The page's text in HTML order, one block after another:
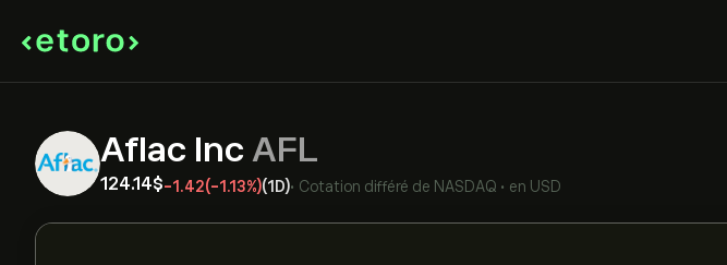
Aflac Inc AFL
124.14‎$‎-1.42(-1.13%)(1D)• Cotation différé de NASDAQ • en USD